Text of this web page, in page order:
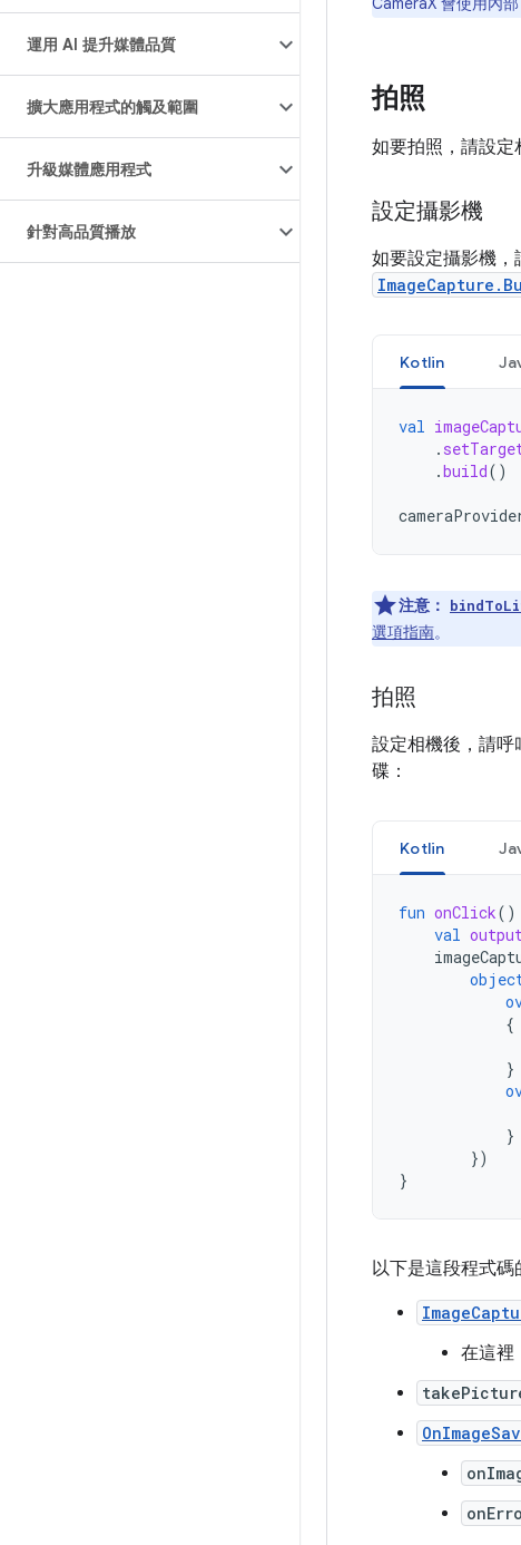
運用 AI 提升媒體品質
擴大應用程式的觸及範圍
升級媒體應用程式
針對高品質播放
拍照
如要拍照，請設定
設定攝影機
如要設定攝影機，
Kotlin
val
.
.build()
注意：
選項指南。
拍照
設定相機後，請呼
碟：
Kotlin
fun onClick()
val
{
}
}
})
}
以下是這段程式碼
在這裡